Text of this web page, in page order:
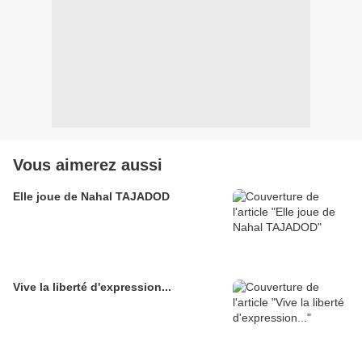
Vous aimerez aussi
Elle joue de Nahal TAJADOD
Vive la liberté d'expression...